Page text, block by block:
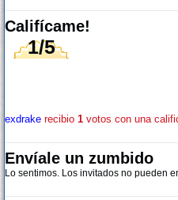
Califícame!
1/5
exdrake recibio 1 votos con una
Envíale un zumbido
Lo sentimos. Los invitados no pueden